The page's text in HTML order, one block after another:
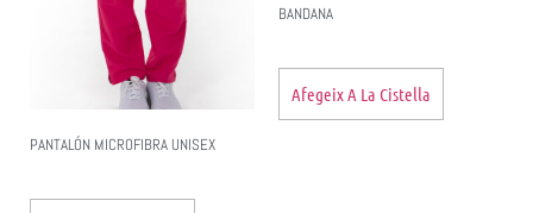
PANTALÓN MICROFIBRA UNISEX
BANDANA
Afegeix A La Cistella